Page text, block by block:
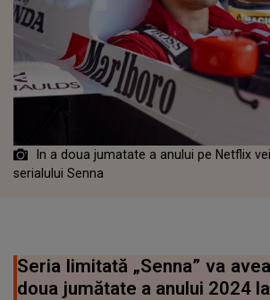
In a doua jumatate a anului pe Netflix
serialului Senna
Seria limitată „Senna” va
doua jumătate a anului 2024